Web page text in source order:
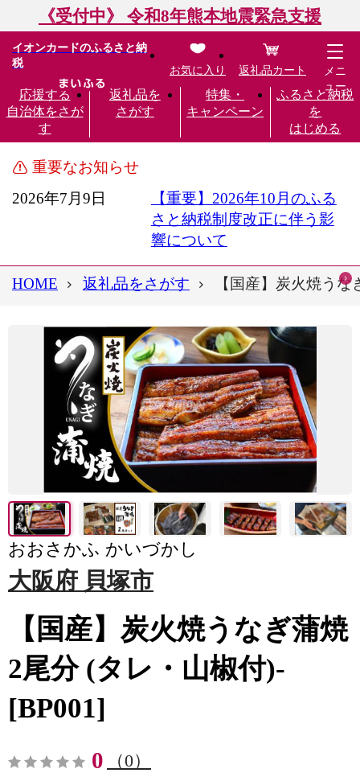
《受付中》 令和8年熊本地震緊急支援
イオンカードのふるさと納
税
応援する
自治体をさが
す
返礼品を
さがす
特集・
キャンペーン
ふるさと納税
を
はじめる
お気に入り 返礼品カート
メニ
ュー
重要なお知らせ
2026年7月9日
【重要】2026年10月のふる
さと納税制度改正に伴う影
響について
HOME 返礼品をさがす 【国産】炭火焼う
おおさかふ かいづかし
大阪府 貝塚市
【国産】炭火焼うなぎ蒲焼
2尾分 (タレ・山椒付)-
[BP001]
0 （0）